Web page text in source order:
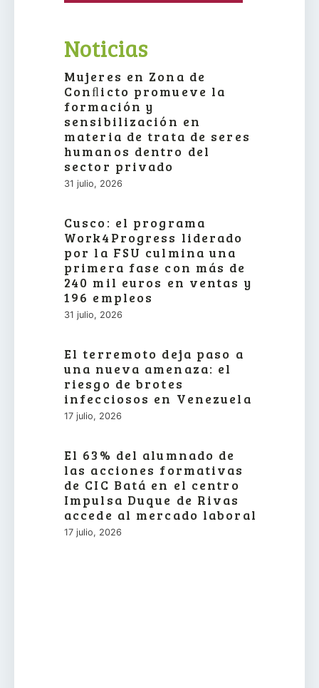
Noticias
Mujeres en Zona de
Conﬂicto promueve la
formación y
sensibilización en
materia de trata de seres
humanos dentro del
sector privado
31 julio, 2026
Cusco: el programa
Work4Progress liderado
por la FSU culmina una
primera fase con más de
240 mil euros en ventas y
196 empleos
31 julio, 2026
El terremoto deja paso a
una nueva amenaza: el
riesgo de brotes
infecciosos en Venezuela
17 julio, 2026
El 63% del alumnado de
las acciones formativas
de CIC Batá en el centro
Impulsa Duque de Rivas
accede al mercado laboral
17 julio, 2026